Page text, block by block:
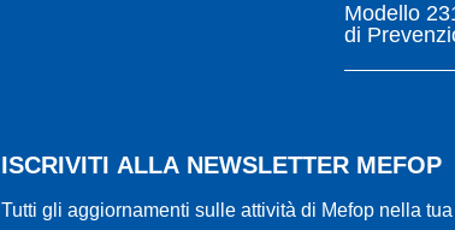
Modello
di
ISCRIVITI ALLA NEWSLETTER MEFOP
Tutti gli aggiornamenti sulle attività di Mefop nella